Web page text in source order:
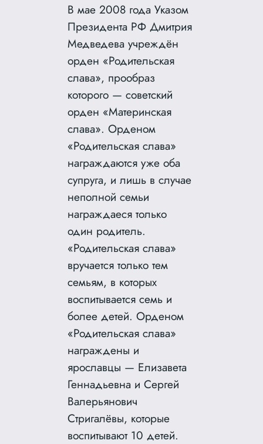
В мае 2008 года Указом
Президента РФ Дмитрия
Медведева учреждён
орден «Родительская
слава», прообраз
которого — советский
орден «Материнская
слава». Орденом
«Родительская слава»
награждаются уже оба
супруга, и лишь в случае
неполной семьи
награждаеся только
один родитель.
«Родительская слава»
вручается только тем
семьям, в которых
воспитывается семь и
более детей. Орденом
«Родительская слава»
награждены и
ярославцы — Елизавета
Геннадьевна и Сергей
Валерьянович
Стригалёвы, которые
воспитывают 10 детей.